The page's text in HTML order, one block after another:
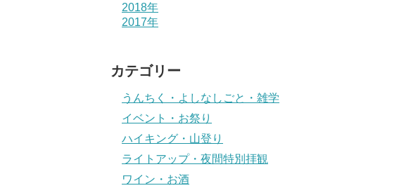
2018年
2017年
カテゴリー
うんちく・よしなしごと・雑学
イベント・お祭り
ハイキング・山登り
ライトアップ・夜間特別拝観
ワイン・お酒